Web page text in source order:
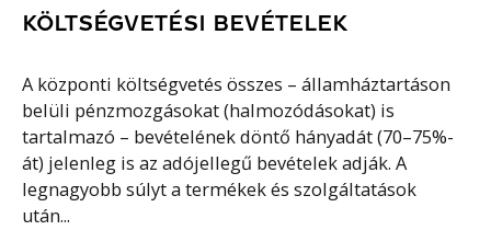
KÖLTSÉGVETÉSI BEVÉTELEK
A központi költségvetés összes – államháztartáson
belüli pénzmozgásokat (halmozódásokat) is
tartalmazó – bevételének döntő hányadát (70–75%-
át) jelenleg is az adójellegű bevételek adják. A
legnagyobb súlyt a termékek és szolgáltatások
után...